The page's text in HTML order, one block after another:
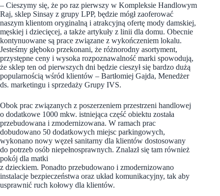
– Cieszymy się, że po raz pierwszy w Kompleksie Handlowym
Raj, sklep Sinsay z grupy LPP, będzie mógł zaoferować
naszym klientom oryginalną i atrakcyjną ofertę mody damskiej,
męskiej i dziecięcej, a także artykuły z linii dla domu. Obecnie
kontynuowane są prace związane z wykończeniem lokalu.
Jesteśmy głęboko przekonani, że różnorodny asortyment,
przystępne ceny i wysoka rozpoznawalność marki spowodują,
że sklep ten od pierwszych dni będzie cieszył się bardzo dużą
popularnością wśród klientów – Bartłomiej Gajda, Menedżer
ds. marketingu i sprzedaży Grupy IVS.
Obok prac związanych z poszerzeniem przestrzeni handlowej
o dodatkowe 1000 mkw. istniejąca część obiektu została
przebudowana i zmodernizowana. W ramach prac
dobudowano 50 dodatkowych miejsc parkingowych,
wykonano nowy węzeł sanitarny dla klientów dostosowany
do potrzeb osób niepełnosprawnych. Znalazł się tam również
pokój dla matki
z dzieckiem. Ponadto przebudowano i zmodernizowano
instalacje bezpieczeństwa oraz układ komunikacyjny, tak aby
usprawnić ruch kołowy dla klientów.